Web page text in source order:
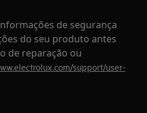
de segurança
do seu produto antes
de reparação ou
support/user-